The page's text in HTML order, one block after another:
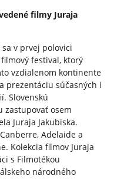
filmy Juraja
v prvej polovici
festival, ktorý
vzdialenom kontinente
prezentáciu súčasných i
Slovenskú
zastupovať osem
Juraja Jakubiska.
Adelaide a
Kolekcia filmov Juraja
s Filmotékou
národného